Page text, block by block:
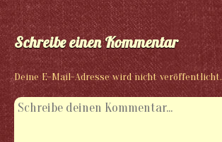
Schreibe einen Kommentar
Deine E-Mail-Adresse wird nicht veröffentlicht.